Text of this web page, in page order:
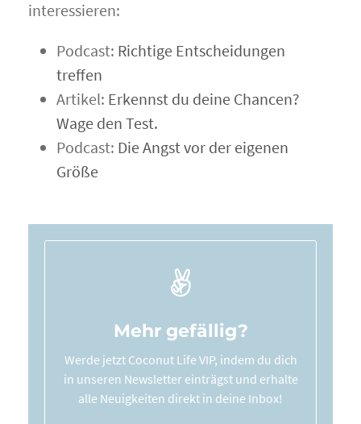
interessieren:
Podcast: Richtige Entscheidungen
treffen
Artikel: Erkennst du deine Chancen?
Wage den Test.
Podcast: Die Angst vor der eigenen
Größe
Mehr gefällig?
Werde jetzt Coconut Life VIP, indem du dich
in unseren Newsletter einträgst und erhalte
alle Neuigkeiten direkt in deine Inbox!